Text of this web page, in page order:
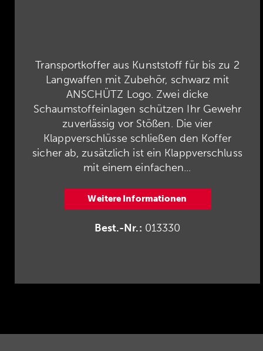
Transportkoffer aus Kunststoff für bis zu 2
Langwaffen mit Zubehör, schwarz mit
ANSCHÜTZ Logo. Zwei dicke
Schaumstoffeinlagen schützen Ihr Gewehr
zuverlässig vor Stößen. Die vier
Klappverschlüsse schließen den Koffer
sicher ab, zusätzlich ist ein Klappverschluss
mit einem einfachen...
Weitere Informationen
Best.-Nr.: 013330